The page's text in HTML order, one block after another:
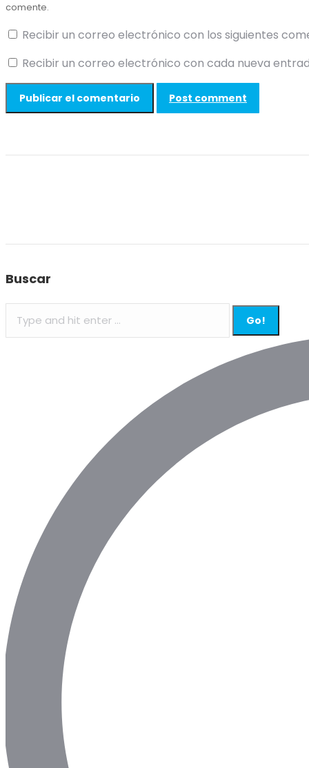
comente.
Recibir un correo electrónico con los siguientes
Recibir un correo electrónico con cada nueva
Post comment
Buscar